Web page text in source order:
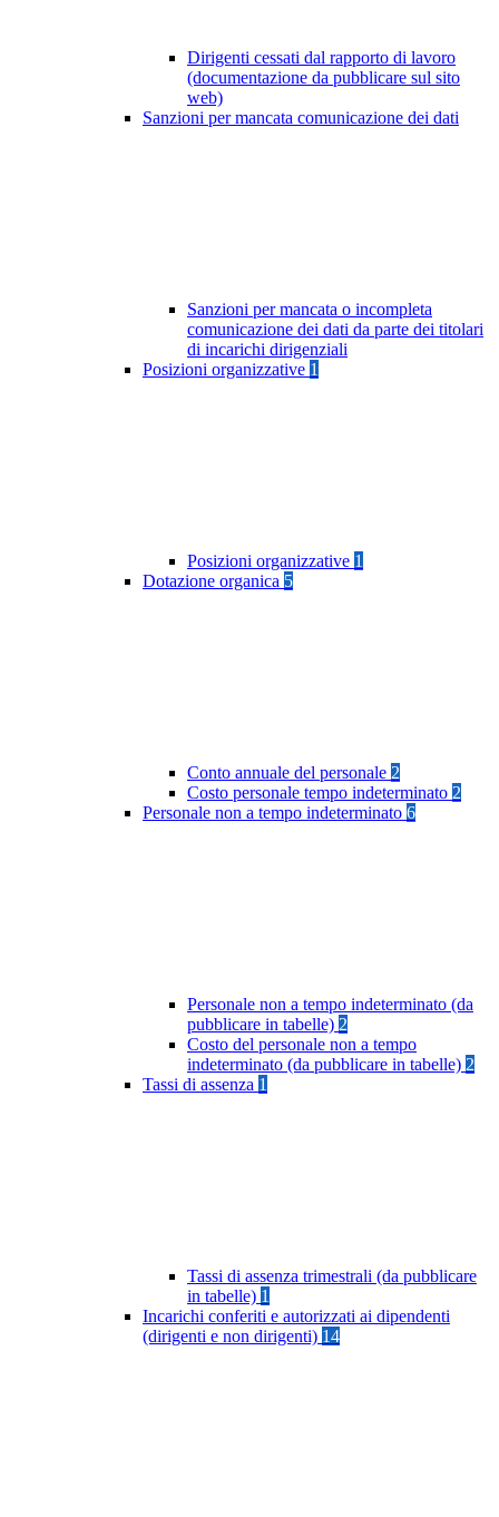
Dirigenti cessati dal rapporto di lavoro
(documentazione da pubblicare sul sito
web)
Sanzioni per mancata comunicazione dei dati
Sanzioni per mancata o incompleta
comunicazione dei dati da parte dei titolari
di incarichi dirigenziali
Posizioni organizzative 1
Posizioni organizzative 1
Dotazione organica 5
Conto annuale del personale 2
Costo personale tempo indeterminato 2
Personale non a tempo indeterminato 6
Personale non a tempo indeterminato (da
pubblicare in tabelle) 2
Costo del personale non a tempo
indeterminato (da pubblicare in tabelle) 2
Tassi di assenza 1
Tassi di assenza trimestrali (da pubblicare
in tabelle) 1
Incarichi conferiti e autorizzati ai dipendenti
(dirigenti e non dirigenti) 14